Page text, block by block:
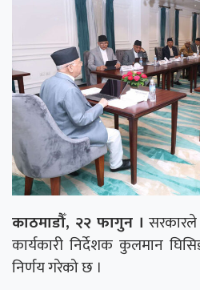
काठमाडौँ, २२ फागुन । सरकारले
कार्यकारी निर्देशक कुलमान
निर्णय गरेको छ ।